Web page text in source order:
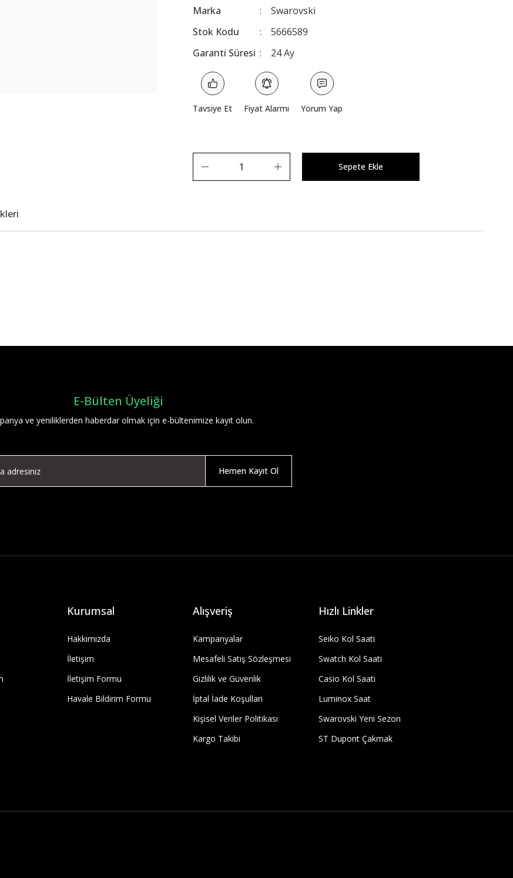
Marka
Swarovski
Stok Kodu
5666589
Garanti Süresi
24 Ay
Tavsiye Et Fiyat Alarmı Yorum Yap
Sepete Ekle
Yorum Yaz
E-Bülten Üyeliği
ve yeniliklerden haberdar olmak için e-bültenimize kayıt olun.
Hemen Kayıt Ol
Kurumsal
Hakkımızda
İletişim
İletişim Formu
Havale Bildirim Formu
Alışveriş
Kampanyalar
Mesafeli Satış Sözleşmesi
Gizlilik ve Güvenlik
İptal İade Koşullari
Kişisel Veriler Politikası
Kargo Takibi
Hızlı Linkler
Seiko Kol Saati
Swatch Kol Saati
Casio Kol Saati
Luminox Saat
Swarovski Yeni Sezon
ST Dupont Çakmak